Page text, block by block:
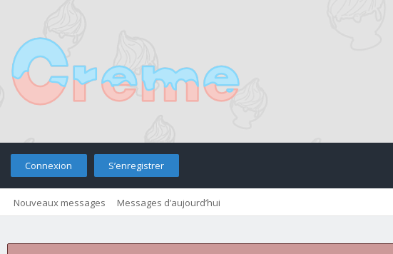
Connexion S’enregistrer
Nouveaux messages Messages d’aujourd’hui